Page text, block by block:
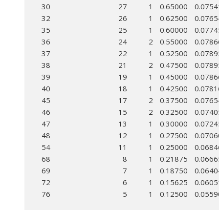
30
27 1 0.65000
32
26 1 0.62500
35
25 1 0.60000
36
24 2 0.55000
37
22 1 0.52500
38
21 2 0.47500
39
19 1 0.45000
40
18 1 0.42500
45
17 2 0.37500
46
15 2 0.32500
47
13 1 0.30000
48
12 1 0.27500
54
11 1 0.25000
68
8 1 0.21875
69
7 1 0.18750
72
6 1 0.15625
76
5 1 0.12500